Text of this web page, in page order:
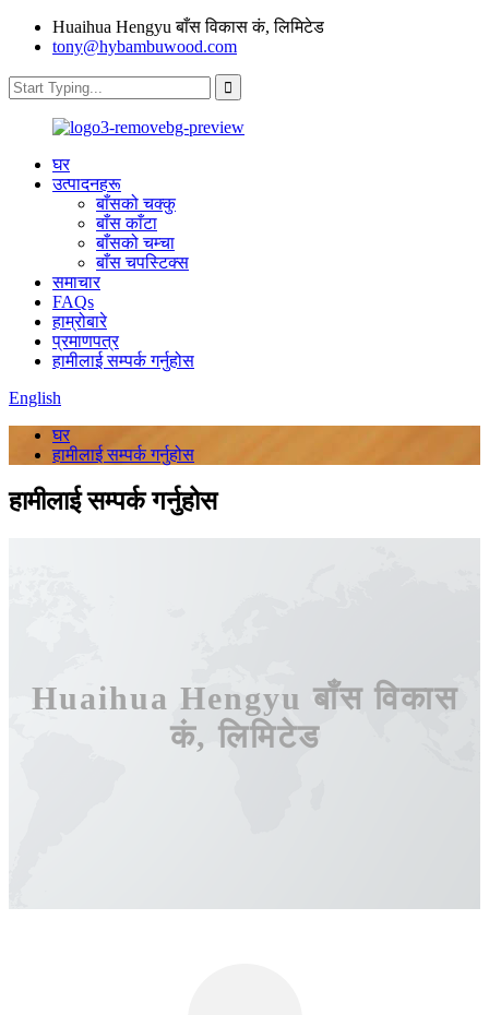
Huaihua Hengyu बाँस विकास कं, लिमिटेड
tony@hybambuwood.com
घर
उत्पादनहरू
बाँसको चक्कु
बाँस काँटा
बाँसको चम्चा
बाँस चपस्टिक्स
समाचार
FAQs
हाम्रोबारे
प्रमाणपत्र
हामीलाई सम्पर्क गर्नुहोस
English
घर
हामीलाई सम्पर्क गर्नुहोस
हामीलाई सम्पर्क गर्नुहोस
Huaihua Hengyu बाँस विकास
कं, लिमिटेड